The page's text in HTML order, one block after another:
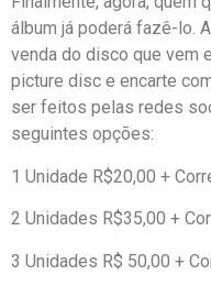
álbum já poderá fazê-lo.
venda do disco que vem
picture disc e encarte
ser feitos pelas redes
seguintes opções:
1 Unidade R$20,00 +
2 Unidades R$35,00 +
3 Unidades R$ 50,00 +